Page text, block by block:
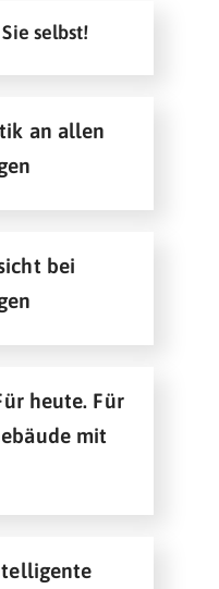
selbst!
an allen
bei
heute. Für
mit